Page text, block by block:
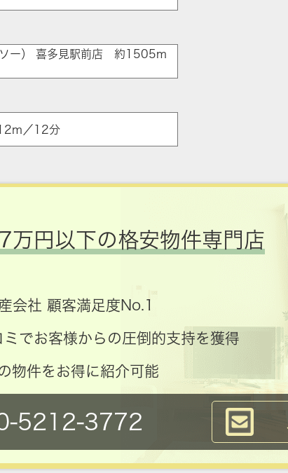
ソー） 喜多見駅前店 約1505m
／12分
万円以下の格安物件専門店
会社 顧客満足度No.1
でお客様からの圧倒的支持を獲得
物件をお得に紹介可能
5212-3772